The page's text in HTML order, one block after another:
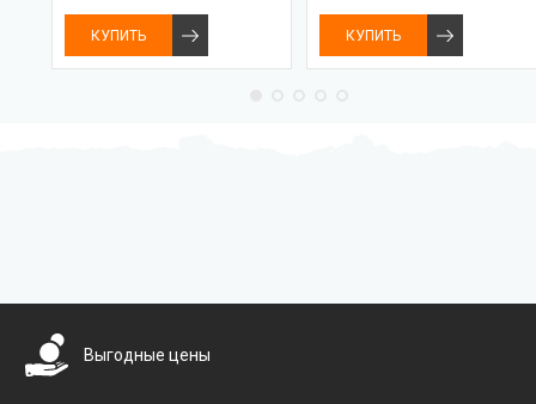
КУПИТЬ КУПИТЬ
Выгодные цены